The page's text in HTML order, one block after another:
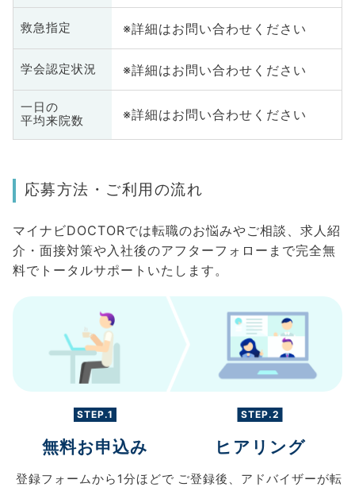
救急指定 ※詳細はお問い合わせください
学会認定状況 ※詳細はお問い合わせください
一日の
平均来院数
※詳細はお問い合わせください
応募方法・ご利用の流れ
マイナビDOCTORでは転職のお悩みやご相談、求人紹
介・面接対策や入社後のアフターフォローまで完全無
料でトータルサポートいたします。
STEP.1
無料お申込み
登録フォームから 1分ほどで
STEP.2
ヒアリング
ご登録後、 アドバイザーが転